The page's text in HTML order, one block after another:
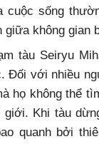
cuộc sống
không gian
tàu Seiryu
Đối với nhiều
họ không thể
giới. Khi tàu
quanh bởi